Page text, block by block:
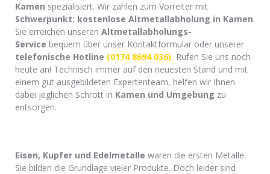
Kamen spezialisiert. Wir zählen zum Vorreiter mit
Schwerpunkt: kostenlose Altmetallabholung in Kamen.
Sie erreichen unseren Altmetallabholungs-
Service bequem über unser Kontaktformular oder unserer
telefonische Hotline (0174 8694 036). Rufen Sie uns noch
heute an! Technisch immer auf den neuesten Stand und mit
einem gut ausgebildeten Expertenteam, helfen wir Ihnen
dabei jeglichen Schrott in Kamen und Umgebung zu
entsorgen.
Eisen, Kupfer und Edelmetalle waren die ersten Metalle.
Sie bilden die Grundlage vieler Produkte. Doch leider sind